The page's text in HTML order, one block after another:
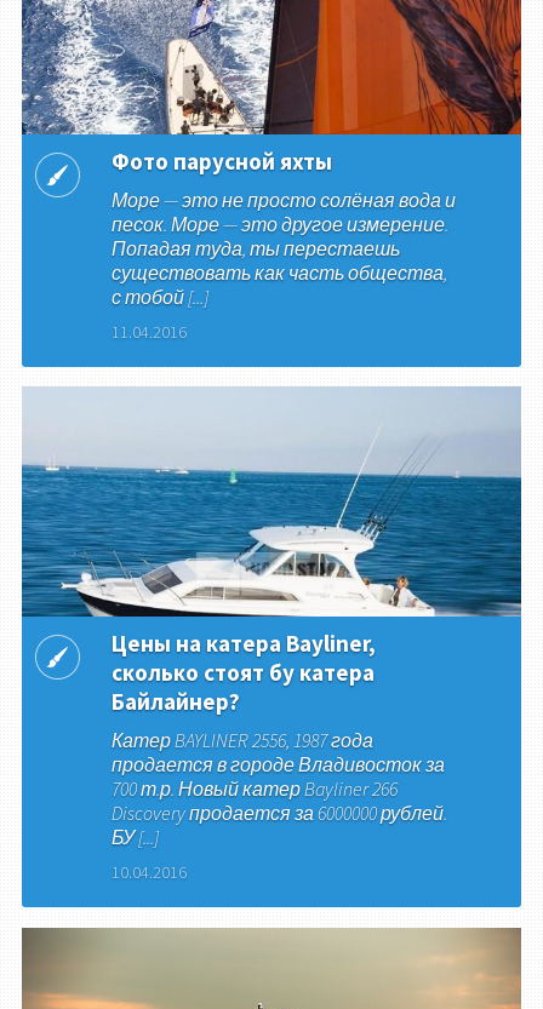
Фото парусной яхты
Море — это не просто солёная вода и
песок. Море — это другое измерение.
Попадая туда, ты перестаешь
существовать как часть общества,
с тобой [...]
11.04.2016
Цены на катера Bayliner,
сколько стоят бу катера
Байлайнер?
Катер BAYLINER 2556, 1987 года
продается в городе Владивосток за
700 т.р. Новый катер Bayliner 266
Discovery продается за 6000000 рублей.
БУ [...]
10.04.2016